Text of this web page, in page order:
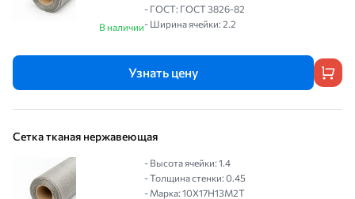
В наличии
- ГОСТ: ГОСТ 3826-82
- Ширина ячейки: 2.2
Узнать цену
Сетка тканая нержавеющая
- Высота ячейки: 1.4
- Толщина стенки: 0.45
- Марка: 10Х17Н13М2Т